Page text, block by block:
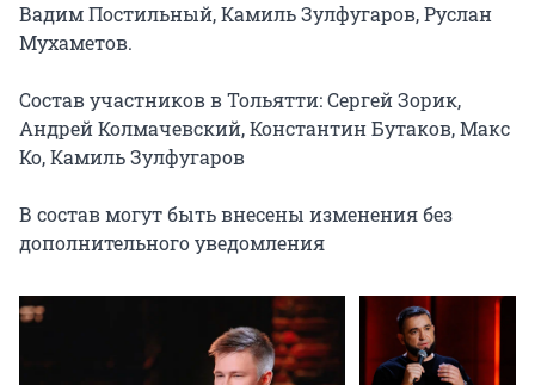
Вадим Постильный, Камиль Зулфугаров, Руслан
Мухаметов.
Состав участников в Тольятти: Сергей Зорик,
Андрей Колмачевский, Константин Бутаков, Макс
Ко, Камиль Зулфугаров
В состав могут быть внесены изменения без
дополнительного уведомления